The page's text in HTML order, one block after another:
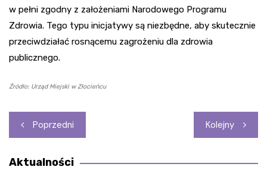
w pełni zgodny z założeniami Narodowego Programu
Zdrowia. Tego typu inicjatywy są niezbędne, aby skutecznie
przeciwdziałać rosnącemu zagrożeniu dla zdrowia
publicznego.
Źródło: Urząd Miejski w Złocieńcu
Nawigacja
wpisu
Poprzedni Kolejny
Aktualności